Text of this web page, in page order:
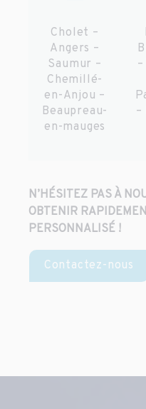
Cholet –
Angers –
Saumur –
Chemillé-
en-Anjou –
Beaupreau-
en-mauges
–
N’HÉSITEZ PAS À
OBTENIR
PERSONNALISÉ !
Contactez-nous